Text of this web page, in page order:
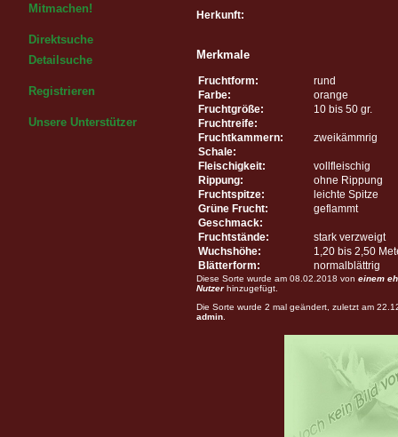
Mitmachen!
Direktsuche
Detailsuche
Registrieren
Unsere Unterstützer
Herkunft:
Merkmale
Fruchtform:
rund
Farbe:
orange
Fruchtgröße:
10 bis 50 gr.
Fruchtreife:
Fruchtkammern:
zweikämmrig
Schale:
Fleischigkeit:
vollfleischig
Rippung:
ohne Rippung
Fruchtspitze:
leichte Spitze
Grüne Frucht:
geflammt
Geschmack:
Fruchtstände:
stark verzweigt
Wuchshöhe:
1,20 bis 2,50
Blätterform:
normalblättrig
Diese Sorte wurde am 08.02.2018 von einem
Nutzerhinzugefügt.
Die Sorte wurde 2 mal geändert, zuletzt am
admin